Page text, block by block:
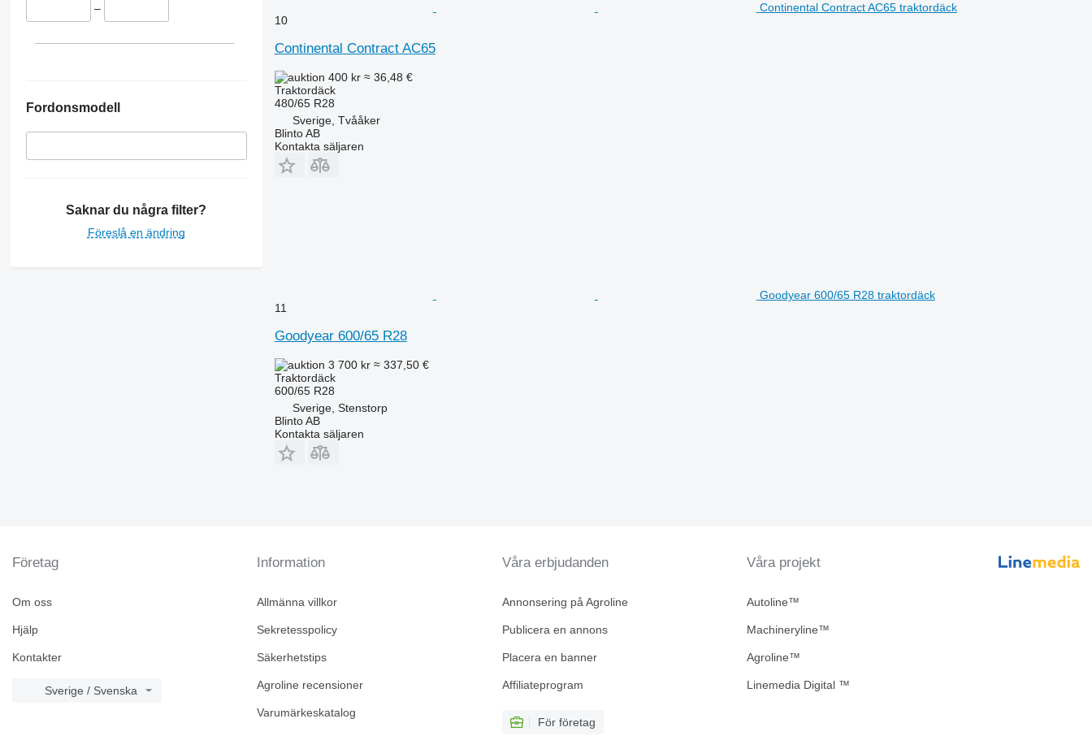
–
Fordonsmodell
Saknar du några filter?
Föreslå en ändring
Continental Contract AC65 traktordäck
10
Continental Contract AC65
400 kr ≈ 36,48 €
Traktordäck
480/65 R28
Sverige, Tvååker
Blinto AB
Kontakta säljaren
Goodyear 600/65 R28 traktordäck
11
Goodyear 600/65 R28
3 700 kr ≈ 337,50 €
Traktordäck
600/65 R28
Sverige, Stenstorp
Blinto AB
Kontakta säljaren
Företag
Om oss
Hjälp
Kontakter
Sverige / Svenska
Information
Allmänna villkor
Sekretesspolicy
Säkerhetstips
Agroline recensioner
Varumärkeskatalog
Våra erbjudanden
Annonsering på Agroline
Publicera en annons
Placera en banner
Affiliateprogram
För företag
Våra projekt
Autoline™
Machineryline™
Agroline™
Linemedia Digital ™